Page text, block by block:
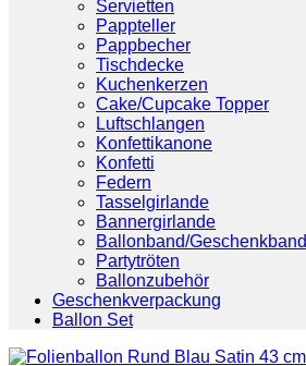
Servietten
Pappteller
Pappbecher
Tischdecke
Kuchenkerzen
Cake/Cupcake Topper
Luftschlangen
Konfettikanone
Konfetti
Federn
Tasselgirlande
Bannergirlande
Ballonband/Geschenkband
Partytröten
Ballonzubehör
Geschenkverpackung
Ballon Set